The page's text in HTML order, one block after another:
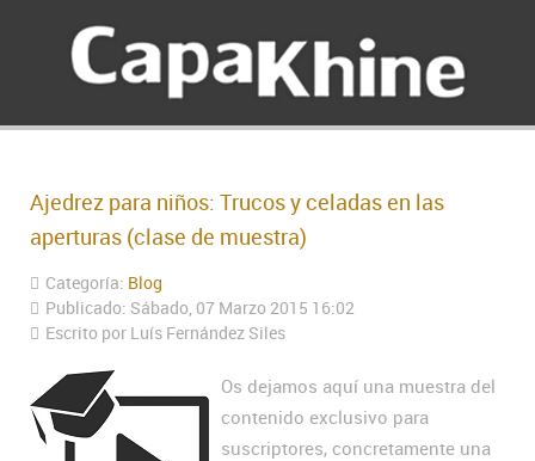
Ajedrez para niños: Trucos y celadas en las
aperturas (clase de muestra)
Categoría: Blog
Publicado: Sábado, 07 Marzo 2015 16:02
Escrito por Luís Fernández Siles
Os dejamos aquí una muestra del
contenido exclusivo para
suscriptores, concretamente una